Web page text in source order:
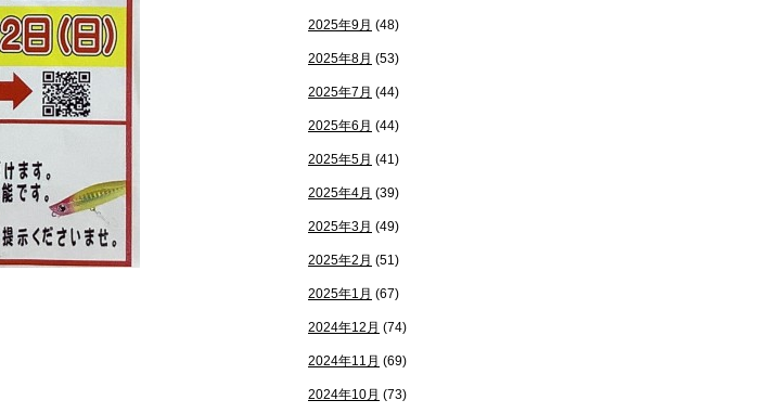
2025年9月 (48)
2025年8月 (53)
2025年7月 (44)
2025年6月 (44)
2025年5月 (41)
2025年4月 (39)
2025年3月 (49)
2025年2月 (51)
2025年1月 (67)
2024年12月 (74)
2024年11月 (69)
2024年10月 (73)